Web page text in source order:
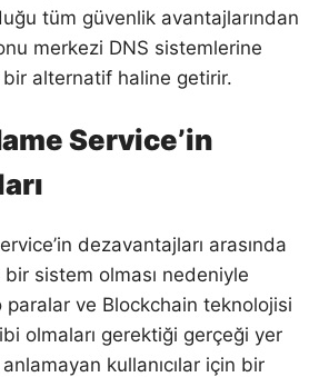
tüm güvenlik avantajlarından
merkezi DNS sistemlerine
alternatif haline getirir.
Service’in
dezavantajları arasında
bir sistem olması nedeniyle
paralar ve Blockchain teknolojisi
olmaları gerektiği gerçeği yer
kullanıcılar için bir